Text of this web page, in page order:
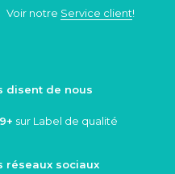
Voir notre Service client!
disent de nous
9+ sur Label de qualité
réseaux sociaux